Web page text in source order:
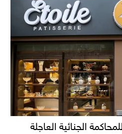
الجنائية العاجلة